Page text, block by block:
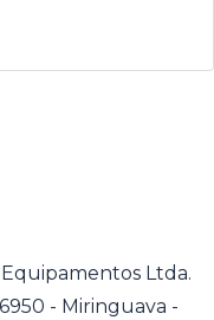
Ltda.
- Miringuava -